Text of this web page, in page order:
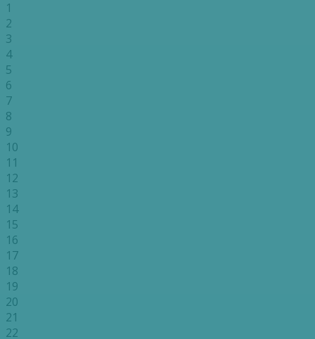
1
2
3
4
5
6
7
8
9
10
11
12
13
14
15
16
17
18
19
20
21
22